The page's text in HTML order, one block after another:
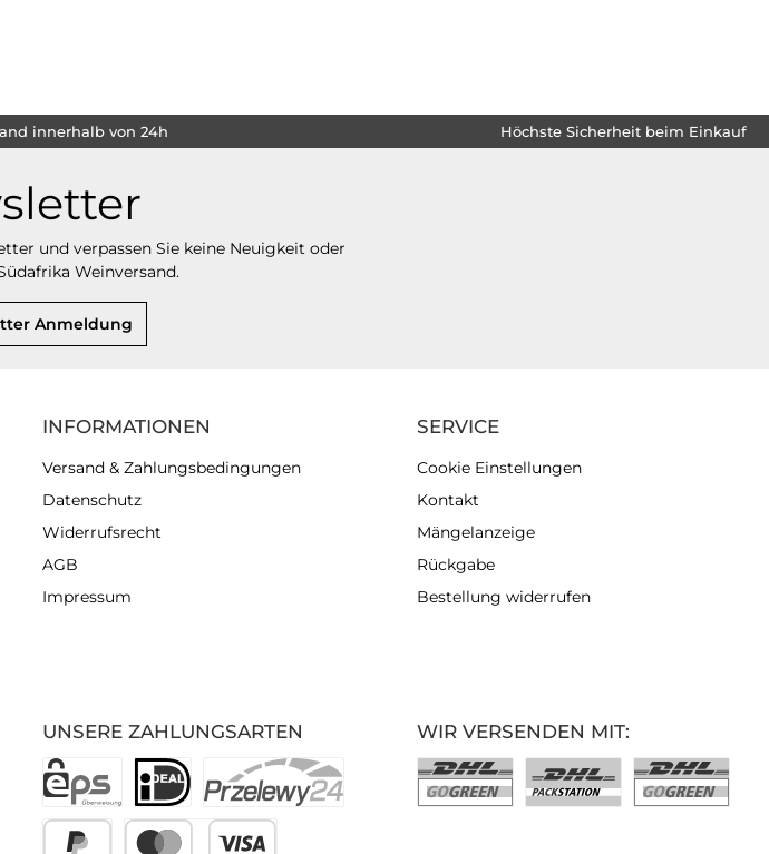
innerhalb von 24h Höchste Sicherheit beim Einkauf
und verpassen Sie keine Neuigkeit oder
Weinversand.
Anmeldung
UNSERE ZAHLUNGSARTEN
INFORMATIONEN
Versand & Zahlungsbedingungen
Datenschutz
Widerrufsrecht
AGB
Impressum
SERVICE
Cookie Einstellungen
Kontakt
Mängelanzeige
Rückgabe
Bestellung widerrufen
WIR VERSENDEN MIT: